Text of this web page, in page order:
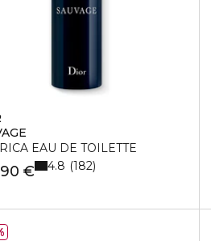
ET COU
EAU DE TOILETTE
€ 4.8 182